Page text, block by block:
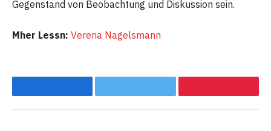
Gegenstand von Beobachtung und Diskussion sein.
Mher Lessn: Verena Nagelsmann
Facebook Twitter Pinterest